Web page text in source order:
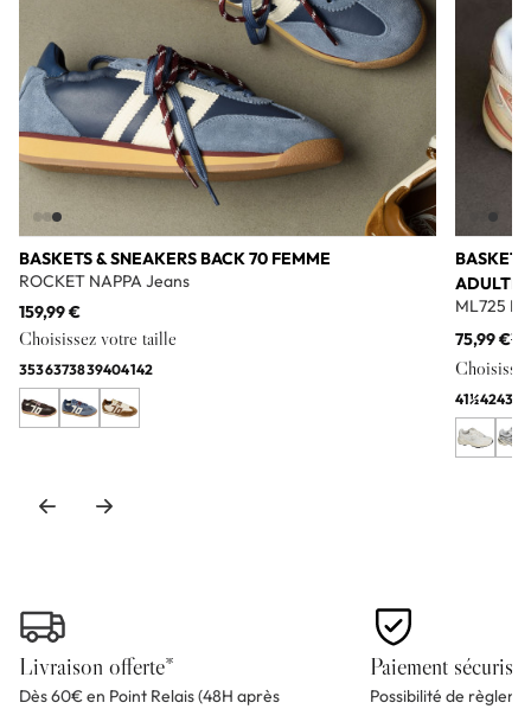
BASKETS & SNEAKERS BACK 70 FEMME
ROCKET NAPPA Jeans
159,99 €
Choisissez votre taille
3536373839404142
ADULTE
ML725
75,99 €
41½4243
Livraison offerte*
Dès 60€ en Point Relais (48H après
Paiement sécurisé
Possibilité de